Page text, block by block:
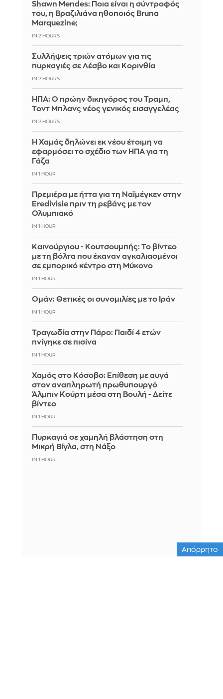
Shawn Mendes: Ποια είναι η σύντροφός
του, η Βραζιλιάνα ηθοποιός Bruna
Marquezine;
IN 2 HOURS
Συλλήψεις τριών ατόμων για τις
πυρκαγιές σε Λέσβο και Κορινθία
IN 2 HOURS
ΗΠΑ: Ο πρώην δικηγόρος του Τραμπ,
Τοντ Μπλανς νέος γενικός εισαγγελέας
IN 2 HOURS
Η Χαμάς δηλώνει εκ νέου έτοιμη να
εφαρμόσει το σχέδιο των ΗΠΑ για τη
Γάζα
IN 1 HOUR
Πρεμιέρα με ήττα για τη Ναϊμέγκεν στην
Eredivisie πριν τη ρεβάνς με τον
Ολυμπιακό
IN 1 HOUR
Καινούργιου - Κουτσουμπής: Το βίντεο
με τη βόλτα που έκαναν αγκαλιασμένοι
σε εμπορικό κέντρο στη Μύκονο
IN 1 HOUR
Ομάν: Θετικές οι συνομιλίες με το Ιράν
IN 1 HOUR
Τραγωδία στην Πάρο: Παιδί 4 ετών
πνίγηκε σε πισίνα
IN 1 HOUR
Χαμός στο Κόσοβο: Επίθεση με αυγά
στον αναπληρωτή πρωθυπουργό
Άλμπιν Κούρτι μέσα στη Βουλή - Δείτε
βίντεο
IN 1 HOUR
Πυρκαγιά σε χαμηλή βλάστηση στη
Μικρή Βίγλα, στη Νάξο
IN 1 HOUR
Απόρρητο